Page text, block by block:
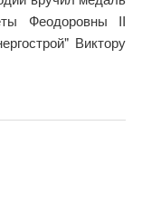
Феодоровны II
Виктору